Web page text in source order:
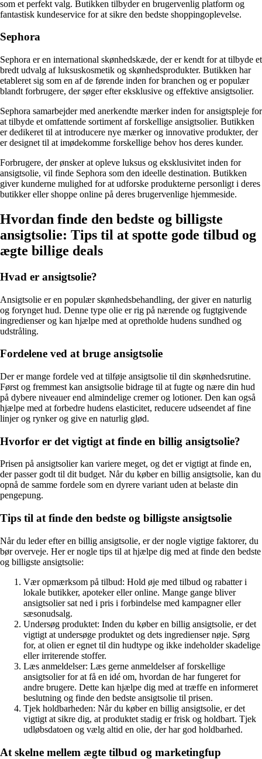
som et perfekt valg. Butikken tilbyder en brugervenlig platform og
fantastisk kundeservice for at sikre den bedste shoppingoplevelse.
Sephora
Sephora er en international skønhedskæde, der er kendt for at tilbyde et
bredt udvalg af luksuskosmetik og skønhedsprodukter. Butikken har
etableret sig som en af de førende inden for branchen og er populær
blandt forbrugere, der søger efter eksklusive og effektive ansigtsolier.
Sephora samarbejder med anerkendte mærker inden for ansigtspleje for
at tilbyde et omfattende sortiment af forskellige ansigtsolier. Butikken
er dedikeret til at introducere nye mærker og innovative produkter, der
er designet til at imødekomme forskellige behov hos deres kunder.
Forbrugere, der ønsker at opleve luksus og eksklusivitet inden for
ansigtsolie, vil finde Sephora som den ideelle destination. Butikken
giver kunderne mulighed for at udforske produkterne personligt i deres
butikker eller shoppe online på deres brugervenlige hjemmeside.
Hvordan finde den bedste og billigste
ansigtsolie: Tips til at spotte gode tilbud og
ægte billige deals
Hvad er ansigtsolie?
Ansigtsolie er en populær skønhedsbehandling, der giver en naturlig
og forynget hud. Denne type olie er rig på nærende og fugtgivende
ingredienser og kan hjælpe med at opretholde hudens sundhed og
udstråling.
Fordelene ved at bruge ansigtsolie
Der er mange fordele ved at tilføje ansigtsolie til din skønhedsrutine.
Først og fremmest kan ansigtsolie bidrage til at fugte og nære din hud
på dybere niveauer end almindelige cremer og lotioner. Den kan også
hjælpe med at forbedre hudens elasticitet, reducere udseendet af fine
linjer og rynker og give en naturlig glød.
Hvorfor er det vigtigt at finde en billig ansigtsolie?
Prisen på ansigtsolier kan variere meget, og det er vigtigt at finde en,
der passer godt til dit budget. Når du køber en billig ansigtsolie, kan du
opnå de samme fordele som en dyrere variant uden at belaste din
pengepung.
Tips til at finde den bedste og billigste ansigtsolie
Når du leder efter en billig ansigtsolie, er der nogle vigtige faktorer, du
bør overveje. Her er nogle tips til at hjælpe dig med at finde den bedste
og billigste ansigtsolie:
Vær opmærksom på tilbud: Hold øje med tilbud og rabatter i
lokale butikker, apoteker eller online. Mange gange bliver
ansigtsolier sat ned i pris i forbindelse med kampagner eller
sæsonudsalg.
Undersøg produktet: Inden du køber en billig ansigtsolie, er det
vigtigt at undersøge produktet og dets ingredienser nøje. Sørg
for, at olien er egnet til din hudtype og ikke indeholder skadelige
eller irriterende stoffer.
Læs anmeldelser: Læs gerne anmeldelser af forskellige
ansigtsolier for at få en idé om, hvordan de har fungeret for
andre brugere. Dette kan hjælpe dig med at træffe en informeret
beslutning og finde den bedste ansigtsolie til prisen.
Tjek holdbarheden: Når du køber en billig ansigtsolie, er det
vigtigt at sikre dig, at produktet stadig er frisk og holdbart. Tjek
udløbsdatoen og vælg altid en olie, der har god holdbarhed.
At skelne mellem ægte tilbud og marketingfup